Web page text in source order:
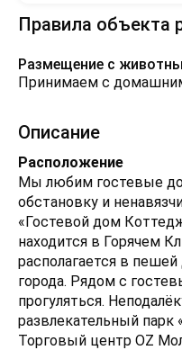
Правила объекта
Размещение с
Принимаем с
Описание
Расположение
Мы любим гостевые
обстановку и
«Гостевой дом
находится в Горячем
располагается в
города. Рядом с
прогуляться.
развлекательный парк
Торговый центр OZ